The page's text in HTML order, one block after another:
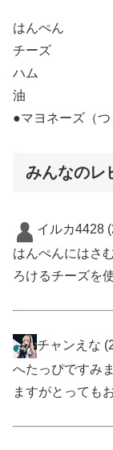
はんぺん
チーズ
ハム
油
●マヨネーズ（つ
みんなのレ
イルカ4428
はんぺんにはさ
ろけるチーズを
チャンえな
へたっぴですみ
ますがとっても